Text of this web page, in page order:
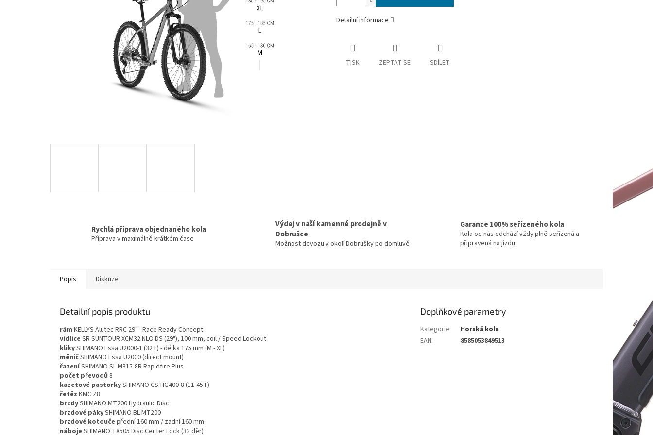
Detailní informace
TISK ZEPTAT SE SDÍLET
Rychlá příprava objednaného kola
Příprava v maximálně krátkém čase
Výdej v naší kamenné prodejně v
Dobrušce
Možnost dovozu v okolí Dobrušky po domluvě
Garance 100% seřízeného kola
Kola od nás odchází vždy plně seřízená a
připravená na jízdu
Popis Diskuze
Detailní popis produktu
rám KELLYS Alutec RRC 29" - Race Ready Concept
vidlice SR SUNTOUR XCM32 NLO DS (29"), 100 mm, coil / Speed Lockout
klikySHIMANO Essa U2000-1 (32T) - délka 175 mm (M - XL)
měničSHIMANO Essa U2000 (direct mount)
řazeníSHIMANO SL-M315-8R Rapidfire Plus
počet převodů 8
kazetové pastorkySHIMANO CS-HG400-8 (11-45T)
řetěz KMC Z8
brzdySHIMANO MT200 Hydraulic Disc
brzdové pákySHIMANO BL-MT200
brzdové kotouče přední 160 mm / zadní 160 mm
náboje SHIMANO TX505 Disc Center Lock (32 děr)
Doplňkové parametry
Kategorie:
Horská kola
EAN: 8585053849513